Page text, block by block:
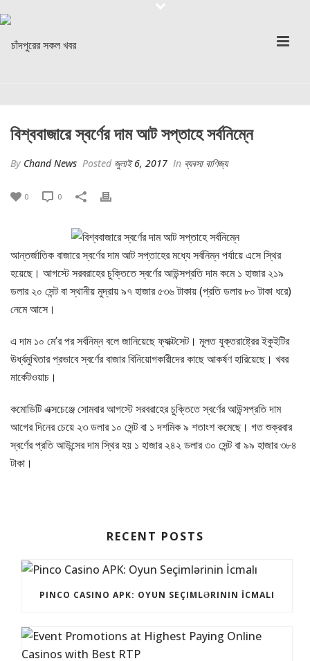
বিশ্ববাজারে স্বর্ণের দাম আট সপ্তাহে সর্বনিম্নে
By Chand News Posted জুলাই 6, 2017 In ব্যবসা বাণিজ্য
0 0
আন্তর্জাতিক বাজারে স্বর্ণের দাম আট সপ্তাহের মধ্যে সর্বনিম্ন পর্যায়ে এসে স্থির
হয়েছে। আগস্টে সরবরাহের চুক্তিতে স্বর্ণের আউন্সপ্রতি দাম কমে ১ হাজার ২১৯
ডলার ২০ সেন্ট বা স্থানীয় মুদ্রায় ৯৭ হাজার ৫৩৬ টাকায় (প্রতি ডলার ৮০ টাকা ধরে)
নেমে আসে।
এ দাম ১০ মে’র পর সর্বনিম্ন বলে জানিয়েছে ফ্যাক্টসেট। মূলত যুক্তরাষ্ট্রের ইকুইটির
ঊর্ধ্বমুখিতার প্রভাবে স্বর্ণের বাজার বিনিয়োগকারীদের কাছে আকর্ষণ হারিয়েছে। খবর
মার্কেটওয়াচ।
কমোডিটি এক্সচেঞ্জে সোমবার আগস্টে সরবরাহের চুক্তিতে স্বর্ণের আউন্সপ্রতি দাম
আগের দিনের চেয়ে ২৩ ডলার ১০ সেন্ট বা ১ দশমিক ৯ শতাংশ কমেছে। গত শুক্রবার
স্বর্ণের প্রতি আউন্সের দাম স্থির হয় ১ হাজার ২৪২ ডলার ৩০ সেন্ট বা ৯৯ হাজার ৩৮৪
টাকা।
RECENT POSTS
PINCO CASINO APK: OYUN SEÇIMLƏRININ İCMALI